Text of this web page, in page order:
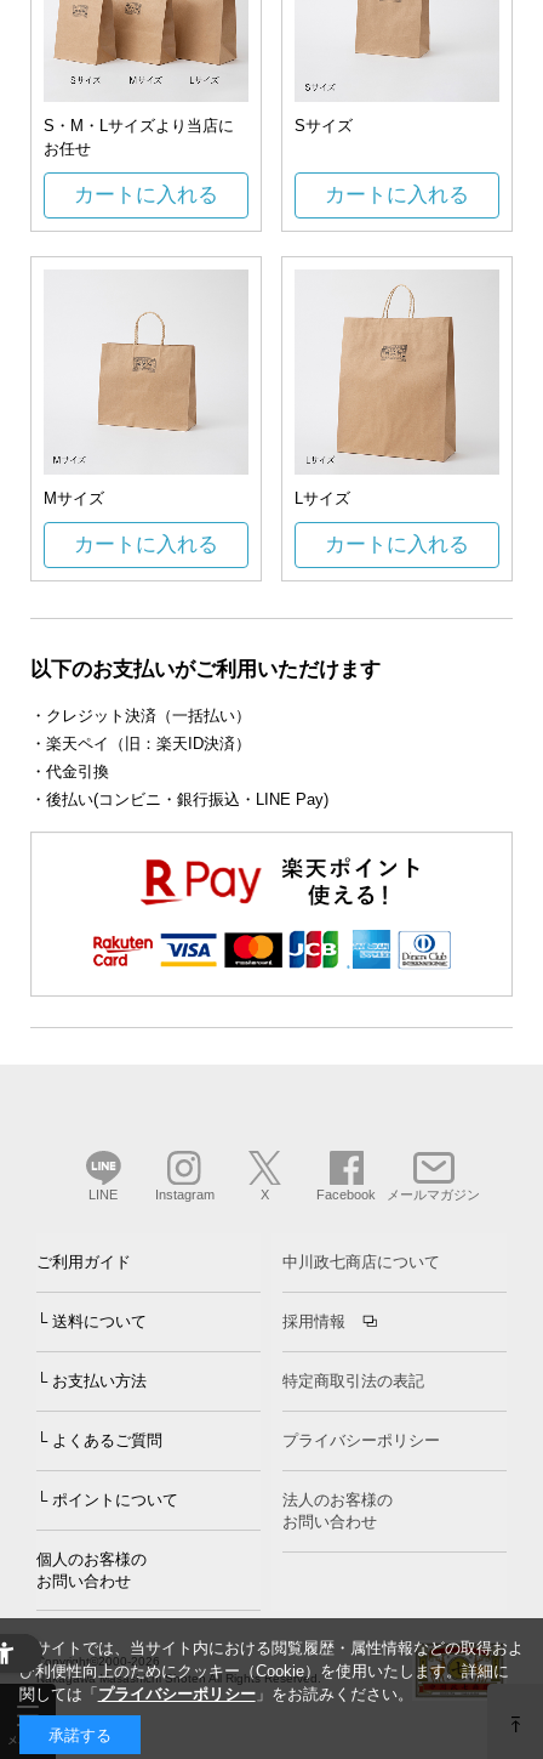
S・M・Lサイズより当店に
お任せ
カートに入れる
Sサイズ
カートに入れる
Mサイズ
カートに入れる
Lサイズ
カートに入れる
以下のお支払いがご利用いただけます
・クレジット決済（一括払い）
・楽天ペイ（旧：楽天ID決済）
・代金引換
・後払い(コンビニ・銀行振込・LINE Pay)
LINE Instagram X Facebook メールマガジン
ご利用ガイド
└ 送料について
└ お支払い方法
└ よくあるご質問
└ ポイントについて
個人のお客様の
お問い合わせ
中川政七商店について
採用情報
特定商取引法の表記
プライバシーポリシー
法人のお客様の
お問い合わせ
Copyright©2000-2026
Nakagawa Masashichi Shoten All Rights Reserved.
当サイトでは、当サイト内における閲覧履歴・属性情報などの取得およ
び利便性向上のためにクッキー（Cookie）を使用いたします。詳細に
関しては「 プライバシーポリシー」をお読みください。
承諾する